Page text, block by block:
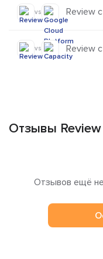
vs Review
vs Review
Отзывы Review
Отзывов ещё